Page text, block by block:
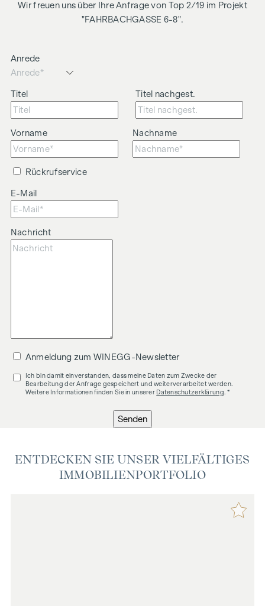
Wir freuen uns über Ihre Anfrage von Top 2/19 im Projekt
"FAHRBACHGASSE 6-8".
Anrede
Titel Titel nachgest.
Vorname Nachname
Rückrufservice
E-Mail
Nachricht
Anmeldung zum WINEGG-Newsletter
Ich bin damit einverstanden, dass meine Daten zum Zwecke der
Bearbeitung der Anfrage gespeichert und weiterverarbeitet werden.
Weitere Informationen finden Sie in unserer Datenschutzerklärung . *
Senden
ENTDECKEN SIE UNSER VIELFÄLTIGES
IMMOBILIENPORTFOLIO